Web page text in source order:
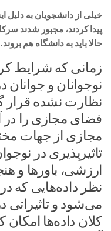
خیلی از دانشجویان به دلیل
پیدا کردند، مجبور شدند
حالا باید به دانشگاه هم بروند.
زمانی که شرایط
نوجوانان و
نظارت نشده قرار
فضای مجازی را در
مجازی از جهات‌
تاثیرپذیری در
ارزشی، باورها و
نظر داده‌هایی که
می‌شود و تاثیراتی
کلان داده‌ها